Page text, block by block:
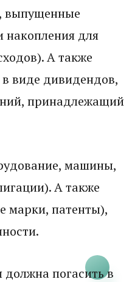
выпущенные
для
А также
виде дивидендов,
принадлежащий
машины,
А также
марки, патенты),
должна погасить в